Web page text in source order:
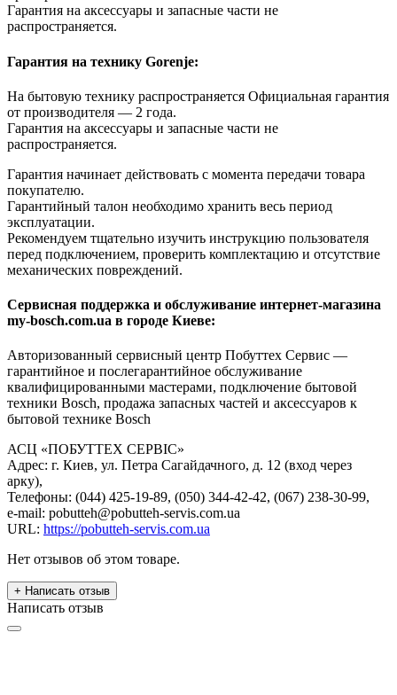
Гарантия на аксессуары и запасные части не
распространяется.
Гарантия на технику Gorenje:
На бытовую технику распространяется Официальная гарантия
от производителя — 2 года.
Гарантия на аксессуары и запасные части не
распространяется.
Гарантия начинает действовать с момента передачи товара
покупателю.
Гарантийный талон необходимо хранить весь период
эксплуатации.
Рекомендуем тщательно изучить инструкцию пользователя
перед подключением, проверить комплектацию и отсутствие
механических повреждений.
Сервисная поддержка и обслуживание интернет-магазина
my-bosch.com.ua в городе Киеве:
Авторизованный сервисный центр Побуттех Сервис —
гарантийное и послегарантийное обслуживание
квалифицированными мастерами, подключение бытовой
техники Bosch, продажа запасных частей и аксессуаров к
бытовой технике Bosch
АСЦ «ПОБУТТЕХ СЕРВІС»
Адрес: г. Киев, ул. Петра Сагайдачного, д. 12 (вход через
арку),
Телефоны: (044) 425-19-89, (050) 344-42-42, (067) 238-30-99,
e-mail: pobutteh@pobutteh-servis.com.ua
URL: https://pobutteh-servis.com.ua
Нет отзывов об этом товаре.
+ Написать отзыв
Написать отзыв